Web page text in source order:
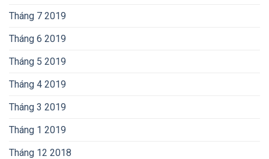
Tháng 7 2019
Tháng 6 2019
Tháng 5 2019
Tháng 4 2019
Tháng 3 2019
Tháng 1 2019
Tháng 12 2018